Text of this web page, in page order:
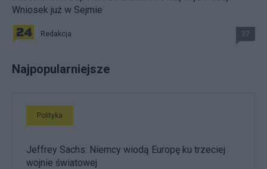
Wniosek już w Sejmie
Redakcja 37
Najpopularniejsze
Polityka
Jeffrey Sachs: Niemcy wiodą Europę ku trzeciej
wojnie światowej